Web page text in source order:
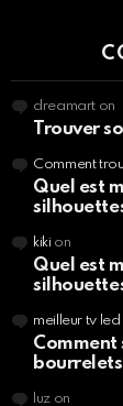
dreamart on
Trouver
Comment
Quel est
kikion
Quel est
meilleur tv led
Comment
luzon